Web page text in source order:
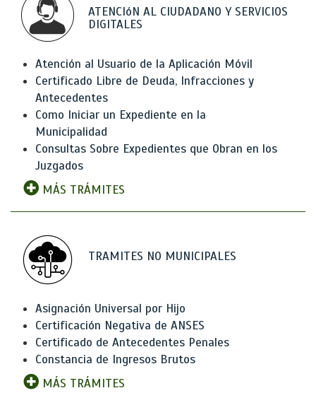
ATENCIóN AL CIUDADANO Y SERVICIOS
DIGITALES
Atención al Usuario de la Aplicación Móvil
Certificado Libre de Deuda, Infracciones y
Antecedentes
Como Iniciar un Expediente en la
Municipalidad
Consultas Sobre Expedientes que Obran en los
Juzgados
MÁS TRÁMITES
TRAMITES NO MUNICIPALES
Asignación Universal por Hijo
Certificación Negativa de ANSES
Certificado de Antecedentes Penales
Constancia de Ingresos Brutos
MÁS TRÁMITES